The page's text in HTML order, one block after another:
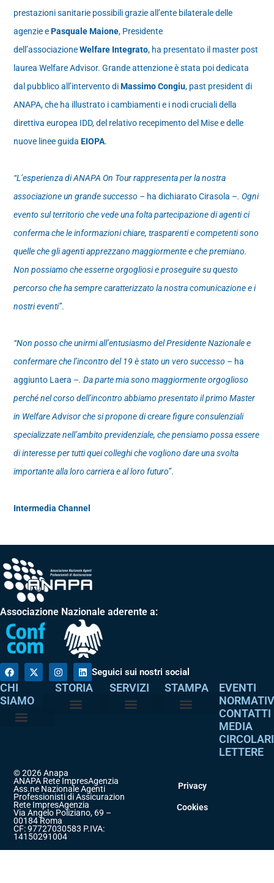
prestazioni sanitarie possibili grazie all’ente bilaterale delle
agenzie ePasquale Maione, Presidente
dell’associazioneWelfare Integrato, ha presentato il master post
laurea Welfare Advisor. Grande attenzione è stata poi dedicata
dal pubblico all’intervento diMassimo Congiu, past president di
ANAPA, che ha illustrato i cambiamenti e i nodi cruciali della
direttiva europea IDD, del relativo recepimento del Mise e delle
nuove linee guidaEIOPA.
“L’esperienza di ANAPA On Tour rappresenta per la nostra
associazione un grande successo – ha dichiarato Cirasola –. Ogni
evento sul territorio che vede una folta partecipazione di agenti ci
conferma che le informazioni chiare, trasparenti e competenti sono
quelle che gli agenti apprezzano maggiormente e che premiano.
Non possiamo che esserne orgogliosi e proseguire su questo
percorso che ha sempre caratterizzato la nostra comunicazione e i
nostri eventi”.
“Non posso che unirmi all’entusiasmo del Presidente Nazionale e
confermare che l’incontro del 19 è stato un vero successo – ha
aggiunto Laera –. Da parte mia sono maggiormente orgoglioso
perché nel corso dell’incontro abbiamo presentato il primo Master
in Welfare Advisor che si propone di creare figure consulenziali
specializzate nell’ambito previdenziale, che pensiamo possa essere
di interesse per tutti quei colleghi che vogliono dare una svolta
importante alla loro carriera e al loro futuro”.
Intermedia Channel
Associazione Nazionale aderente a:
Seguici sui nostri social
CHI
SIAMO
STORIA SERVIZI STAMPA
EVENTI
CONTATTI
MEDIA
CIRCOLARI
LETTERE
© 2026 Anapa
ANAPA Rete ImpresAgenzia
Ass.ne Nazionale Agenti
Professionisti di Assicurazione
Rete ImpresAgenzia
Via Angelo Poliziano, 69 –
00184 Roma
CF: 97727030583 P.IVA:
14150291004
Privacy
Cookies